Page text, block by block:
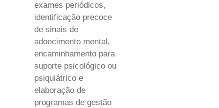
exames periódicos,
identificação precoce
de sinais de
adoecimento mental,
encaminhamento para
suporte psicológico ou
psiquiátrico e
elaboração de
programas de gestão